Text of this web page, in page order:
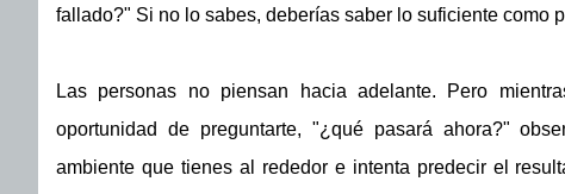
fallado?" Si no lo sabes, deberías saber lo suficiente como
Las personas no piensan hacia adelante. Pero
oportunidad de preguntarte, "¿qué pasará ahora?"
ambiente que tienes al rededor e intenta predecir el